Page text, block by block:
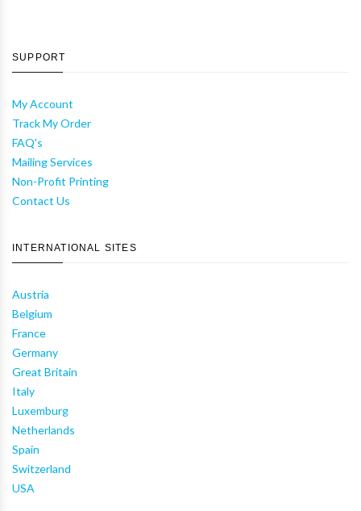
SUPPORT
My Account
Track My Order
FAQ's
Mailing Services
Non-Profit Printing
Contact Us
INTERNATIONAL SITES
Austria
Belgium
France
Germany
Great Britain
Italy
Luxemburg
Netherlands
Spain
Switzerland
USA